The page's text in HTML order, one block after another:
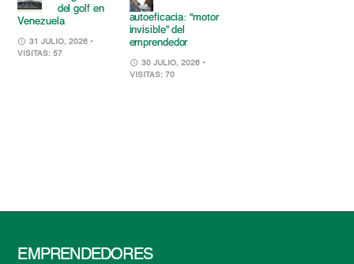
del golf en
Venezuela
31 JULIO, 2026 •
VISITAS: 57
autoeficacia: “motor
invisible” del
emprendedor
30 JULIO, 2026 •
VISITAS: 70
EMPRENDEDORES